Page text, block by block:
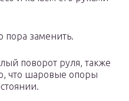
пора заменить.
поворот руля, также
что шаровые опоры